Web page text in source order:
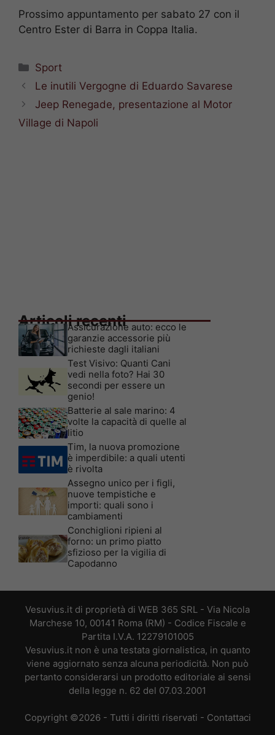
Prossimo appuntamento per sabato 27 con il
Centro Ester di Barra in Coppa Italia.
Categorie
Sport
Le inutili Vergogne di Eduardo Savarese
Jeep Renegade, presentazione al Motor
Village di Napoli
Articoli recenti
Assicurazione auto: ecco le
garanzie accessorie più
richieste dagli italiani
Test Visivo: Quanti Cani
vedi nella foto? Hai 30
secondi per essere un
genio!
Batterie al sale marino: 4
volte la capacità di quelle al
litio
Tim, la nuova promozione
è imperdibile: a quali utenti
è rivolta
Assegno unico per i figli,
nuove tempistiche e
importi: quali sono i
cambiamenti
Conchiglioni ripieni al
forno: un primo piatto
sfizioso per la vigilia di
Capodanno
Vesuvius.it di proprietà di WEB 365 SRL - Via Nicola
Marchese 10, 00141 Roma (RM) - Codice Fiscale e
Partita I.V.A. 12279101005
Vesuvius.it non è una testata giornalistica, in quanto
viene aggiornato senza alcuna periodicità. Non può
pertanto considerarsi un prodotto editoriale ai sensi
della legge n. 62 del 07.03.2001
Copyright ©2026 - Tutti i diritti riservati - Contattaci